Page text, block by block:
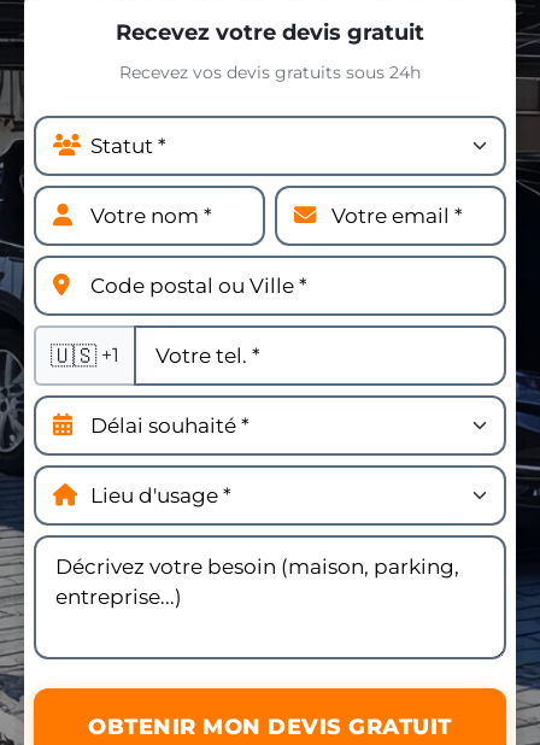
Recevez votre devis gratuit
Recevez vos devis gratuits sous 24h
🇺🇸 +1
OBTENIR MON DEVIS GRATUIT